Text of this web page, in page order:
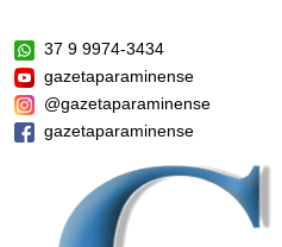
37 9 9974-3434
gazetaparaminense
@gazetaparaminense
gazetaparaminense